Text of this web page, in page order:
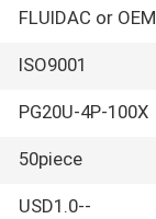
FLUIDAC or OEM
ISO9001
PG20U-4P-100X
50piece
USD1.0--